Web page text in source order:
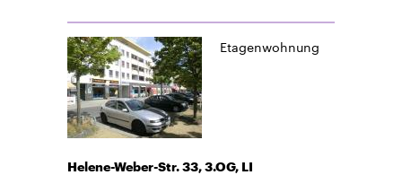
Etagenwohnung
Helene-Weber-Str. 33, 3.OG, LI